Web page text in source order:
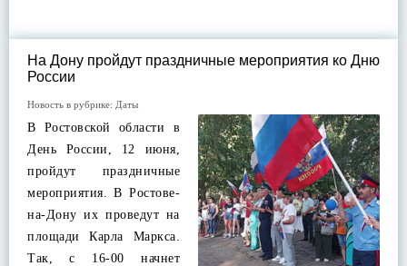
На Дону пройдут праздничные мероприятия ко Дню
России
Новость в рубрике: Даты
В Ростовской области в
День России, 12 июня,
пройдут праздничные
мероприятия. В Ростове-
на-Дону их проведут на
площади Карла Маркса.
Так, с 16-00 начнет